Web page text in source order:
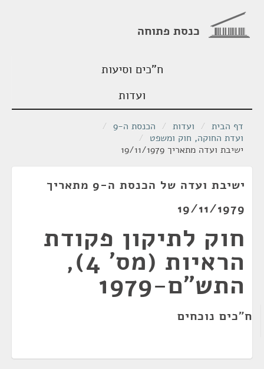
כנסת פתוחה
ח"כים וסיעות
ועדות
דף הבית / ועדות / הכנסת ה-9
/
ועדת החוקה, חוק ומשפט /
ישיבת ועדה מתאריך 19/11/1979
ישיבת ועדה של הכנסת ה-9 מתאריך
19/11/1979
חוק לתיקון פקודת
הראיות (מס' 4),
התש"ם-1979
ח"כים נוכחים